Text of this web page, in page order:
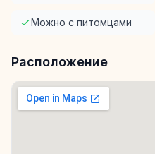
Можно с питомцами
Расположение